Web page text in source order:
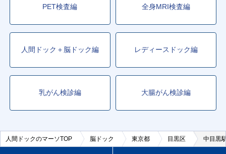
PET検査編 全身MRI検査編
人間ドック＋脳ドック編 レディースドック編
乳がん検診編 大腸がん検診編
人間ドックのマーソTOP 脳ドック 東京都 目黒区 中目黒